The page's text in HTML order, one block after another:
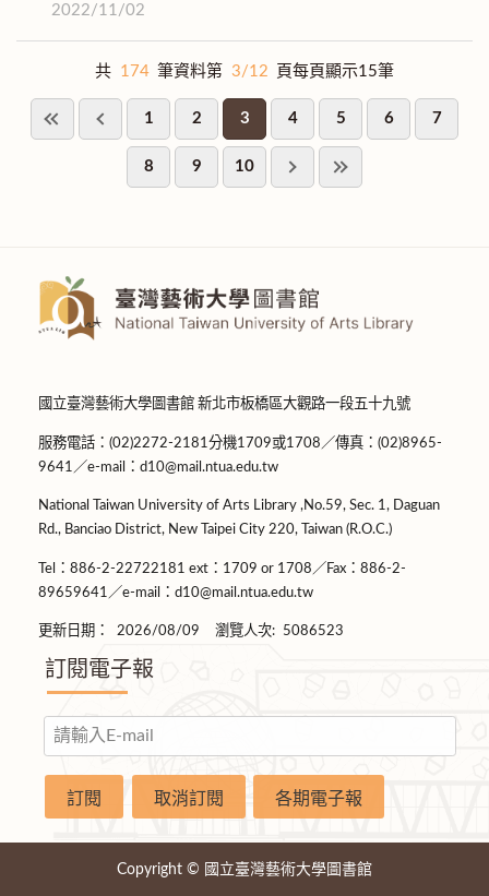
2022/11/02
共 174 筆資料第 3/12 頁每頁顯示15筆
1 2 3 4 5 6 7
8 9 10
國立臺灣藝術大學圖書館 新北市板橋區大觀路一段五十九號
服務電話：(02)2272-2181分機1709或1708／傳真：(02)8965-
9641／e-mail：d10@mail.ntua.edu.tw
National Taiwan University of Arts Library ,No.59, Sec. 1, Daguan
Rd., Banciao District, New Taipei City 220, Taiwan (R.O.C.)
Tel：886-2-22722181 ext：1709 or 1708／Fax：886-2-
89659641／e-mail：d10@mail.ntua.edu.tw
更新日期： 2026/08/09 瀏覽人次: 5086523
訂閱電子報
Copyright © 國立臺灣藝術大學圖書館